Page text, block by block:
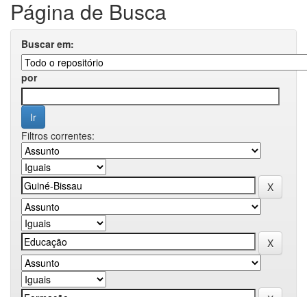
Página de Busca
Buscar em:
por
Filtros correntes: